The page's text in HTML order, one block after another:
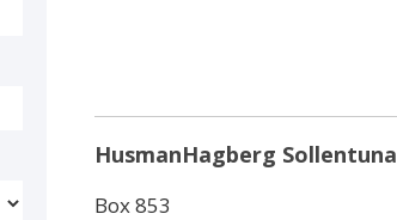
HusmanHagberg Sollentuna
Box 853